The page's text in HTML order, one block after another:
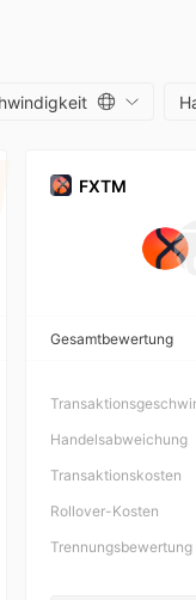
FXTM
Gesamtbewertung
Handelsabweichung
Transaktionskosten
Rollover-Kosten
Trennungsbewertung